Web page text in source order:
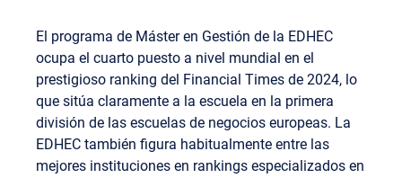
El programa de Máster en Gestión de la EDHEC
ocupa el cuarto puesto a nivel mundial en el
prestigioso ranking del Financial Times de 2024, lo
que sitúa claramente a la escuela en la primera
división de las escuelas de negocios europeas. La
EDHEC también figura habitualmente entre las
mejores instituciones en rankings especializados en